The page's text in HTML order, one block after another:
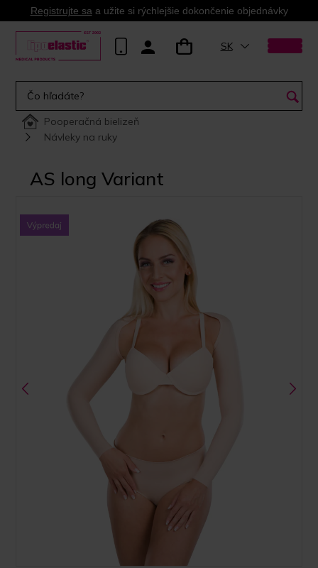
Registrujte sa a užite si rýchlejšie dokončenie objednávky
SK
Pooperačná bielizeň
Návleky na ruky
AS long Variant